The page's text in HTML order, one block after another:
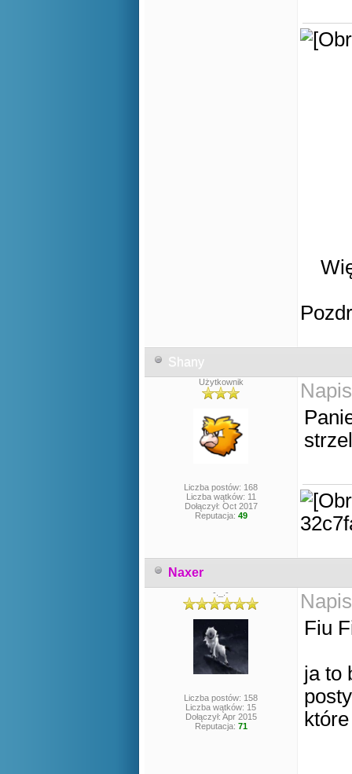
Shany
Użytkownik
Liczba postów: 168
Liczba wątków: 11
Dołączył: Oct 2017
Reputacja: 49
Naxer
-._.-
Liczba postów: 158
Liczba wątków: 15
Dołączył: Apr 2015
Reputacja: 71
Fiu
ja to